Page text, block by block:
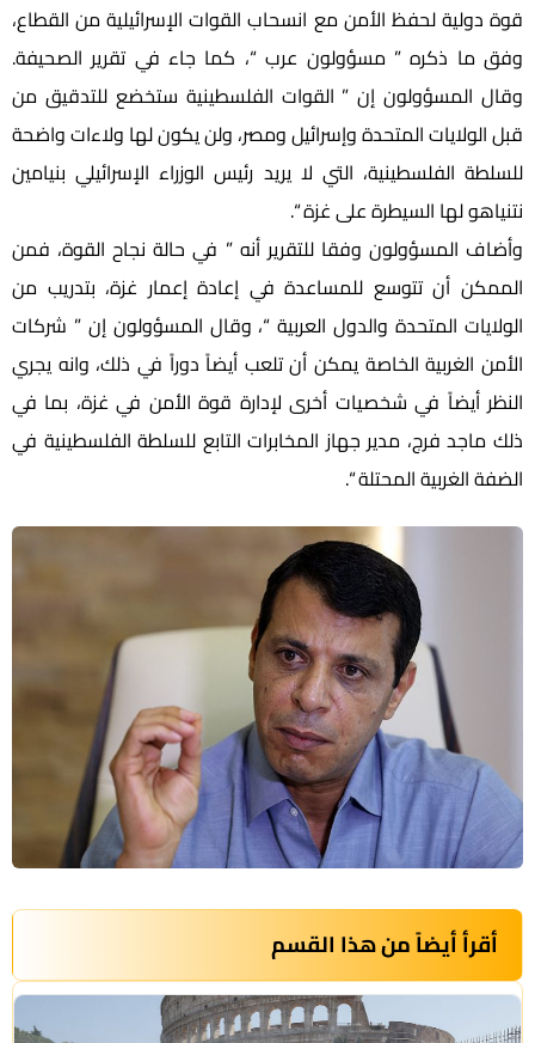
قوة دولية لحفظ الأمن مع انسحاب القوات الإسرائيلية من القطاع،
وفق ما ذكره ” مسؤولون عرب “، كما جاء في تقرير الصحيفة.
وقال المسؤولون إن ” القوات الفلسطينية ستخضع للتدقيق من
قبل الولايات المتحدة وإسرائيل ومصر، ولن يكون لها ولاءات واضحة
للسلطة الفلسطينية، التي لا يريد رئيس الوزراء الإسرائيلي بنيامين
نتنياهو لها السيطرة على غزة “.
وأضاف المسؤولون وفقا للتقرير أنه ” في حالة نجاح القوة، فمن
الممكن أن تتوسع للمساعدة في إعادة إعمار غزة، بتدريب من
الولايات المتحدة والدول العربية “، وقال المسؤولون إن ” شركات
الأمن الغربية الخاصة يمكن أن تلعب أيضاً دوراً في ذلك، وانه يجري
النظر أيضاً في شخصيات أخرى لإدارة قوة الأمن في غزة، بما في
ذلك ماجد فرج، مدير جهاز المخابرات التابع للسلطة الفلسطينية في
الضفة الغربية المحتلة “.
أقرأ أيضاً من هذا القسم